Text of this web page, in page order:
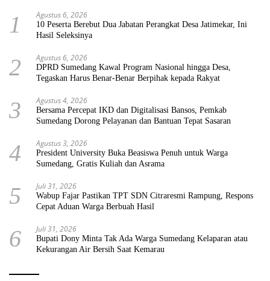
1 Agustus 6, 2026
10 Peserta Berebut Dua Jabatan Perangkat Desa Jatimekar, Ini
Hasil Seleksinya
2 Agustus 6, 2026
DPRD Sumedang Kawal Program Nasional hingga Desa,
Tegaskan Harus Benar-Benar Berpihak kepada Rakyat
3 Agustus 4, 2026
Bersama Percepat IKD dan Digitalisasi Bansos, Pemkab
Sumedang Dorong Pelayanan dan Bantuan Tepat Sasaran
4 Agustus 3, 2026
President University Buka Beasiswa Penuh untuk Warga
Sumedang, Gratis Kuliah dan Asrama
5 Juli 31, 2026
Wabup Fajar Pastikan TPT SDN Citraresmi Rampung, Respons
Cepat Aduan Warga Berbuah Hasil
6 Juli 31, 2026
Bupati Dony Minta Tak Ada Warga Sumedang Kelaparan atau
Kekurangan Air Bersih Saat Kemarau